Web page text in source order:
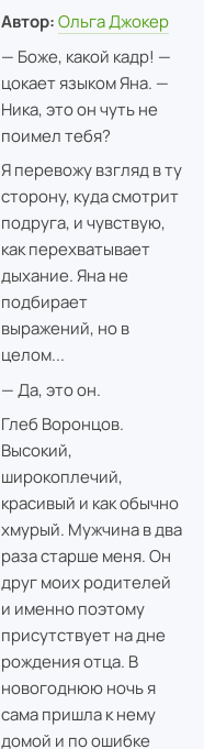
Автор: Ольга Джокер
— Боже, какой кадр! —
цокает языком Яна. —
Ника, это он чуть не
поимел тебя?
Я перевожу взгляд в ту
сторону, куда смотрит
подруга, и чувствую,
как перехватывает
дыхание. Яна не
подбирает
выражений, но в
целом...
— Да, это он.
Глеб Воронцов.
Высокий,
широкоплечий,
красивый и как обычно
хмурый. Мужчина в два
раза старше меня. Он
друг моих родителей
и именно поэтому
присутствует на дне
рождения отца. В
новогоднюю ночь я
сама пришла к нему
домой и по ошибке